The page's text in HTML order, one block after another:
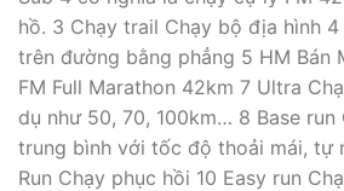
hồ. 3 Chạy trail Chạy bộ địa hình
trên đường bằng phẳng 5 HM Bán
FM Full Marathon 42km 7 Ultra
dụ như 50, 70, 100km… 8 Base run
trung bình với tốc độ thoải mái, tự
Run Chạy phục hồi 10 Easy run